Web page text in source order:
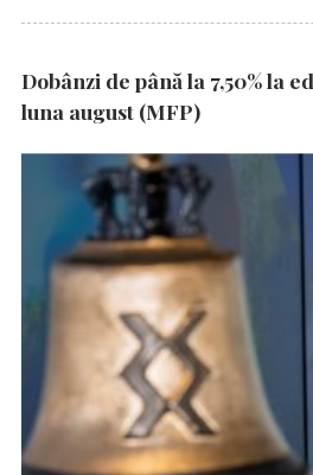
Dobânzi de până la 7,50% la
luna august (MFP)